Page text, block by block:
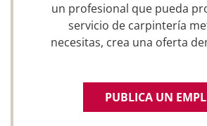
un profesional que pueda
servicio de carpintería
necesitas, crea una oferta
PUBLICA UN